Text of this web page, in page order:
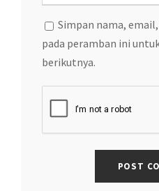
Simpan nama,
pada peramban ini
berikutnya.